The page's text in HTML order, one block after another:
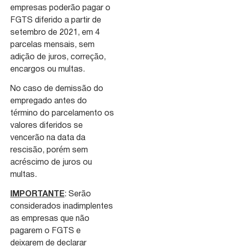
empresas poderão pagar o
FGTS diferido a partir de
setembro de 2021, em 4
parcelas mensais, sem
adição de juros, correção,
encargos ou multas.
No caso de demissão do
empregado antes do
término do parcelamento os
valores diferidos se
vencerão na data da
rescisão, porém sem
acréscimo de juros ou
multas.
IMPORTANTE: Serão
considerados inadimplentes
as empresas que não
pagarem o FGTS e
deixarem de declarar